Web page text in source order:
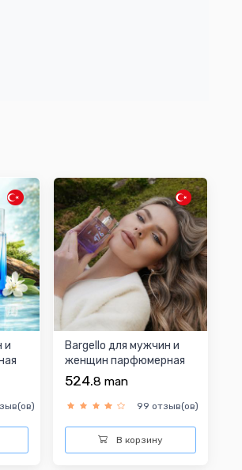
и
Bargello для мужчин и
женщин парфюмерная
вода
524.8 man
99 отзыв(ов)
В корзину